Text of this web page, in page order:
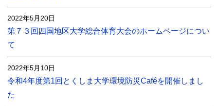
2022年5月20日
第７３回四国地区大学総合体育大会のホームページについ
て
2022年5月10日
令和4年度第1回とくしま大学環境防災Caféを開催しまし
た